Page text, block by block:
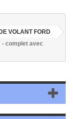
VOLANT FORD
- complet avec